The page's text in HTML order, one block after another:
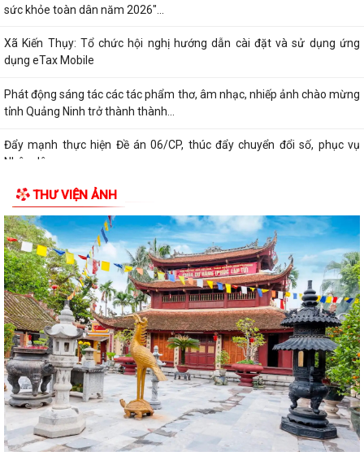
sức khỏe toàn dân năm 2026"...
Xã Kiến Thụy: Tổ chức hội nghị hướng dẫn cài đặt và sử dụng ứng
dụng eTax Mobile
Phát động sáng tác các tác phẩm thơ, âm nhạc, nhiếp ảnh chào mừng
tỉnh Quảng Ninh trở thành thành...
Đẩy mạnh thực hiện Đề án 06/CP, thúc đẩy chuyển đổi số, phục vụ
Nhân dân
THƯ VIỆN ẢNH